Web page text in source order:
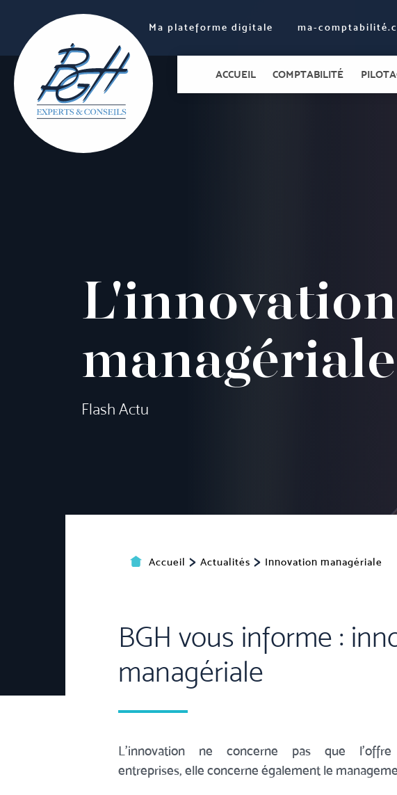
Ma plateforme digitale ma-
ACCUEIL COMPTABILITÉ
L'innovation
managériale
Flash Actu
Accueil > Actualités > Innovation managériale
BGH vous informe :
managériale
L'innovation ne concerne pas que
entreprises, elle concerne également le